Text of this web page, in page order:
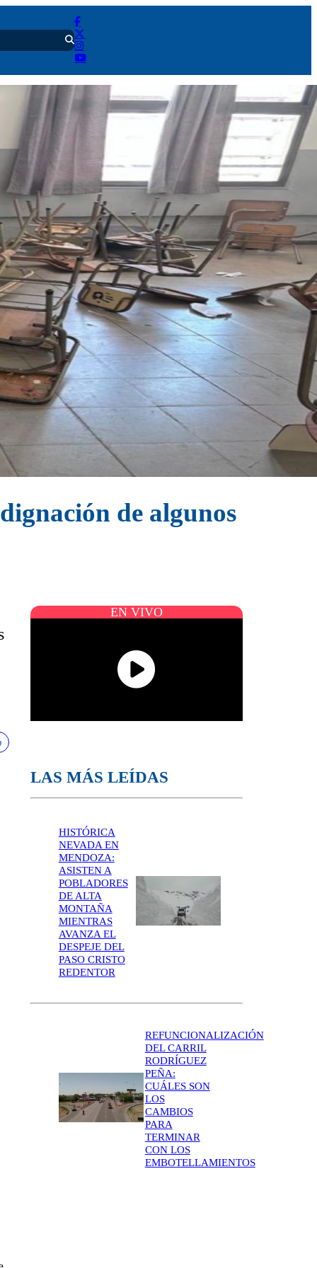
de algunos
EN VIVO
LAS MÁS LEÍDAS
HISTÓRICA
NEVADA EN
MENDOZA:
ASISTEN A
POBLADORES
DE ALTA
MONTAÑA
MIENTRAS
AVANZA EL
DESPEJE DEL
PASO CRISTO
REDENTOR
REFUNCIONALIZACIÓN
DEL CARRIL
RODRÍGUEZ
PEÑA:
CUÁLES SON
LOS
CAMBIOS
PARA
TERMINAR
CON LOS
EMBOTELLAMIENTOS